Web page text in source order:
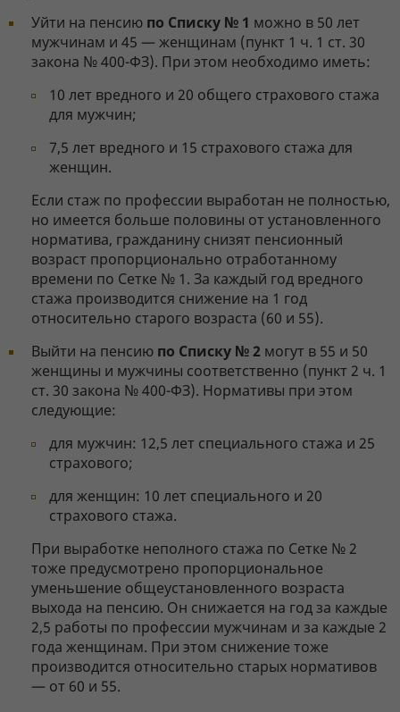
Уйти на пенсию по Списку № 1 можно в 50 лет
мужчинам и 45 — женщинам (пункт 1 ч. 1 ст. 30
закона № 400-ФЗ). При этом необходимо иметь:
10 лет вредного и 20 общего страхового стажа
для мужчин;
7,5 лет вредного и 15 страхового стажа для
женщин.
Если стаж по профессии выработан не полностью,
но имеется больше половины от установленного
норматива, гражданину снизят пенсионный
возраст пропорционально отработанному
времени по Сетке № 1. За каждый год вредного
стажа производится снижение на 1 год
относительно старого возраста (60 и 55).
Выйти на пенсию по Списку № 2 могут в 55 и 50
женщины и мужчины соответственно (пункт 2 ч. 1
ст. 30 закона № 400-ФЗ). Нормативы при этом
следующие:
для мужчин: 12,5 лет специального стажа и 25
страхового;
для женщин: 10 лет специального и 20
страхового стажа.
При выработке неполного стажа по Сетке № 2
тоже предусмотрено пропорциональное
уменьшение общеустановленного возраста
выхода на пенсию. Он снижается на год за каждые
2,5 работы по профессии мужчинам и за каждые 2
года женщинам. При этом снижение тоже
производится относительно старых нормативов
— от 60 и 55.